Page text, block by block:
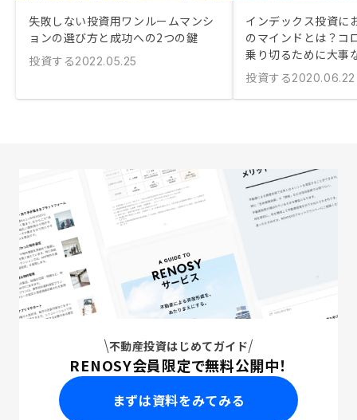
失敗しない投資用ワンルームマンシ
ョンの選び方と成功への2つの鍵
投資する2022.05.25
インデックス投資に
のマインドとは？コ
乗り切るために大事
投資する2020.06.22
不動産投資はじめてガイド
RENOSY会員限定で無料公開中！
まずは資料をみてみる